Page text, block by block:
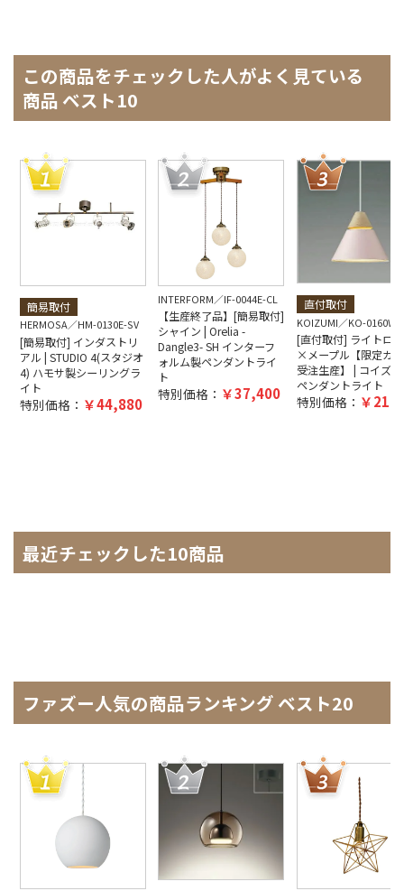
この商品をチェックした人がよく見ている
商品 ベスト10
簡易取付
HERMOSA HM-0130E-SV
[簡易取付] インダストリ
アル | STUDIO 4(スタジオ
4) ハモサ製シーリングラ
イト
特別価格： 44,880
INTERFORM IF-0044E-CL
【生産終了品】[簡易取付]
シャイン | Orelia -
Dangle3- SH インターフ
ォルム製ペンダントライ
ト
特別価格： 37,400
直付取付
KOIZUMI KO-0160W-
[直付取付] ライトロ
×メープル【限定カ
受注生産】 | コイズ
ペンダントライト
特別価格：
最近チェックした10商品
ファズー人気の商品ランキング ベスト20